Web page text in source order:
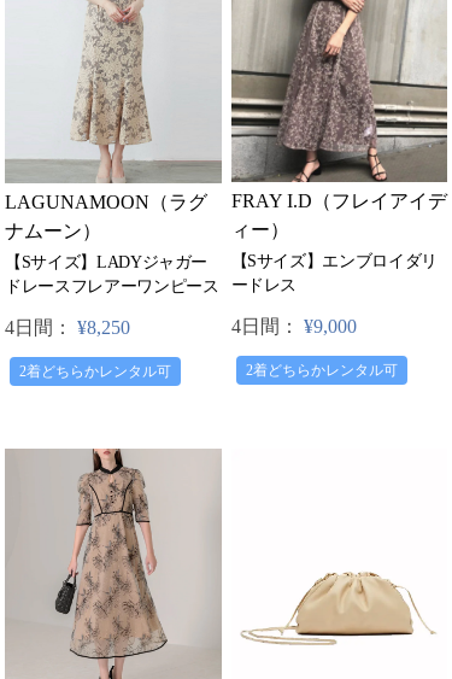
LAGUNAMOON（ラグ
ナムーン）
【Sサイズ】LADYジャガー
ドレースフレアーワンピース
4日間： ¥8,250
2着どちらかレンタル可
FRAY I.D（フレイアイデ
ィー）
【Sサイズ】エンブロイダリ
ードレス
4日間： ¥9,000
2着どちらかレンタル可